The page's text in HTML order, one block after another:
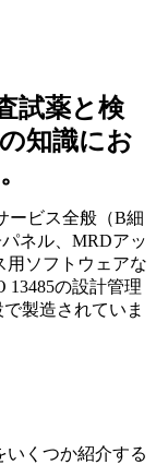
試薬と検
知識にお
ービス全般（B細
ネル、MRDアッ
用ソフトウェアな
13485の設計管理
製造されていま
いくつか紹介する